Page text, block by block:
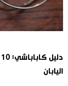
إنفوغرافيك اليابان
اليابان